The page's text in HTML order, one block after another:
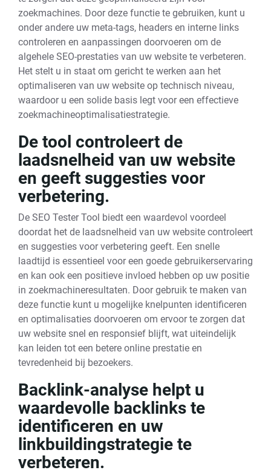
zoekmachines. Door deze functie te gebruiken, kunt u
onder andere uw meta-tags, headers en interne links
controleren en aanpassingen doorvoeren om de
algehele SEO-prestaties van uw website te verbeteren.
Het stelt u in staat om gericht te werken aan het
optimaliseren van uw website op technisch niveau,
waardoor u een solide basis legt voor een effectieve
zoekmachineoptimalisatiestrategie.
De tool controleert de
laadsnelheid van uw website
en geeft suggesties voor
verbetering.
De SEO Tester Tool biedt een waardevol voordeel
doordat het de laadsnelheid van uw website controleert
en suggesties voor verbetering geeft. Een snelle
laadtijd is essentieel voor een goede gebruikerservaring
en kan ook een positieve invloed hebben op uw positie
in zoekmachineresultaten. Door gebruik te maken van
deze functie kunt u mogelijke knelpunten identificeren
en optimalisaties doorvoeren om ervoor te zorgen dat
uw website snel en responsief blijft, wat uiteindelijk
kan leiden tot een betere online prestatie en
tevredenheid bij bezoekers.
Backlink-analyse helpt u
waardevolle backlinks te
identificeren en uw
linkbuildingstrategie te
verbeteren.